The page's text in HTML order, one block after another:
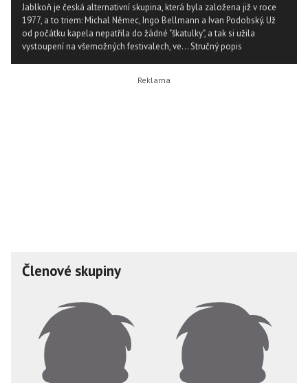
Jablkoň je česká alternativní skupina, která byla založena již v roce
1977, a to triem: Michal Němec, Ingo Bellmann a Ivan Podobský. Už
od počátku kapela nepatřila do žádné "škatulky", a tak si užila
vystoupení na všemožných festivalech, ve...Stručný popis
Členové skupiny